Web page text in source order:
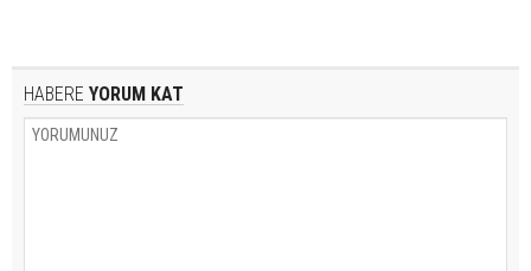
HABERE YORUM KAT